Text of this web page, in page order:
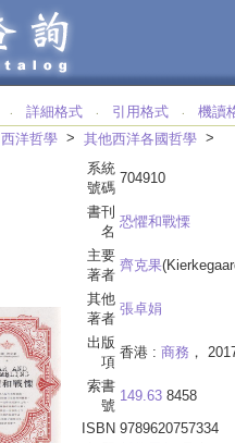
‧ 詳細格式 ‧ 引用格式 ‧
機讀
西洋哲學 > 其他西洋各國哲學 >
系統
號碼
704910
書刊
名
恐懼和戰慄
主要
著者
齊克果
其他
著者
張卓娟
出版
項
香港 : 商務 ，
索書
號
149.63 8458
ISBN 9789620757334